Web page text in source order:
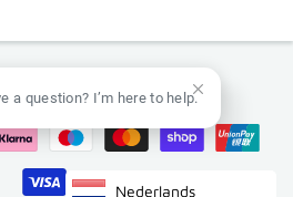
Nederlands
a question? I’m here to help.